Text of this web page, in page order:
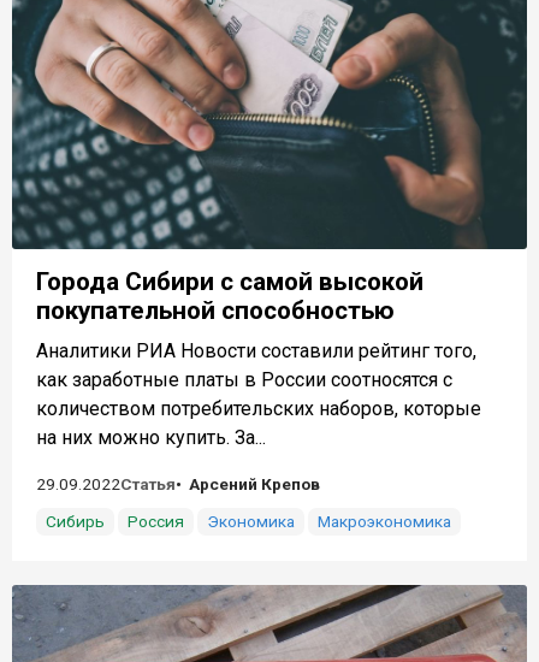
Города Сибири с самой высокой
покупательной способностью
Аналитики РИА Новости составили рейтинг того,
как заработные платы в России соотносятся с
количеством потребительских наборов, которые
на них можно купить. За...
29.09.2022Статья
Арсений Крепов
Сибирь
Россия Экономика Макроэкономика